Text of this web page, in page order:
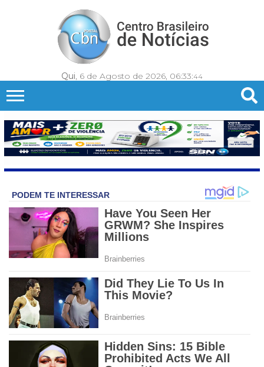
Qui, 6 de Agosto de 2026, 06:33:47